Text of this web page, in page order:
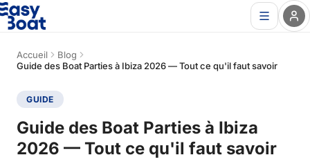
Accueil
Blog
Guide des Boat Parties à Ibiza 2026 — Tout ce qu'il faut savoir
GUIDE
Guide des Boat Parties à Ibiza
2026 — Tout ce qu'il faut savoir